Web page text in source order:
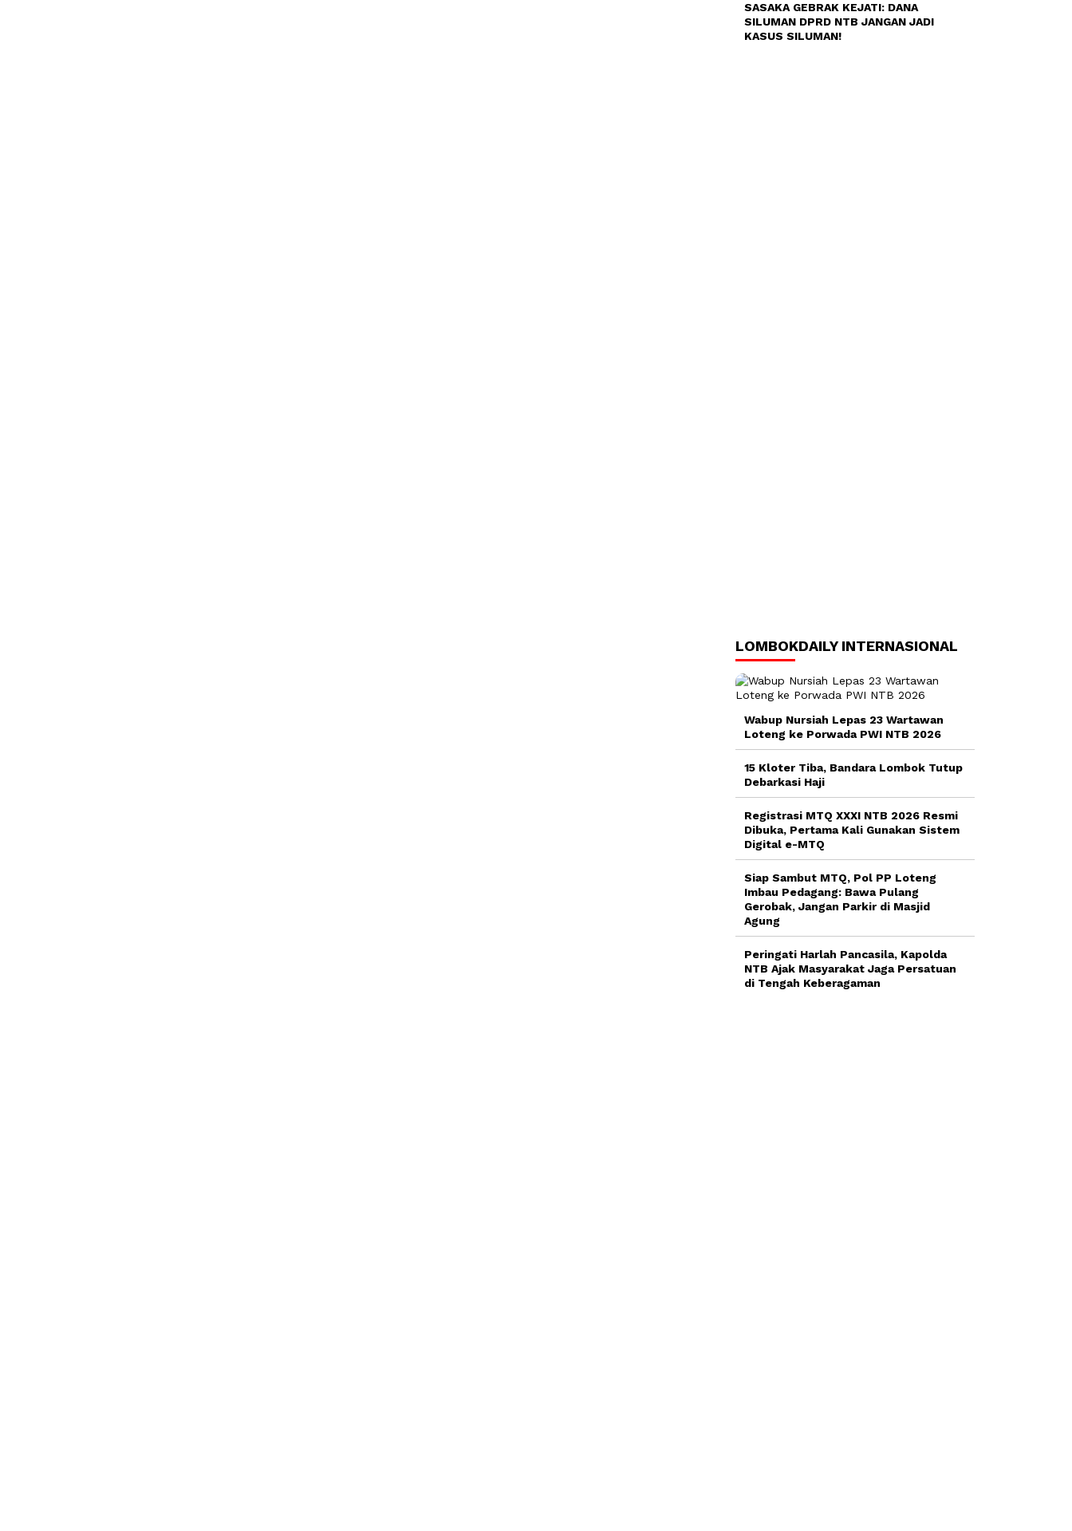
SASAKA GEBRAK KEJATI: DANA
SILUMAN DPRD NTB JANGAN JADI
KASUS SILUMAN!
LOMBOKDAILY INTERNASIONAL
Wabup Nursiah Lepas 23 Wartawan
Loteng ke Porwada PWI NTB 2026
15 Kloter Tiba, Bandara Lombok Tutup
Debarkasi Haji
Registrasi MTQ XXXI NTB 2026 Resmi
Dibuka, Pertama Kali Gunakan Sistem
Digital e-MTQ
Siap Sambut MTQ, Pol PP Loteng
Imbau Pedagang: Bawa Pulang
Gerobak, Jangan Parkir di Masjid
Agung
Peringati Harlah Pancasila, Kapolda
NTB Ajak Masyarakat Jaga Persatuan
di Tengah Keberagaman